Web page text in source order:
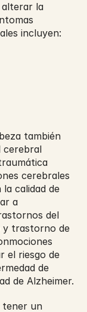
alterar la
incluyen:
también
cerebral
cerebrales
calidad de
a
del
y trastorno de
el riesgo de
de
de Alzheimer.
tener un